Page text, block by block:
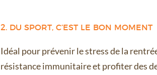
2. DU SPORT, C’EST LE BON MOMENT
Idéal pour prévenir le stress de la
résistance immunitaire et profiter des